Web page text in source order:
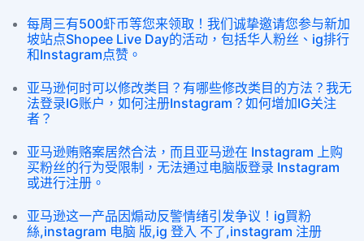
每周三有500虾币等您来领取！我们诚挚邀请您参与新加
坡站点Shopee Live Day的活动，包括华人粉丝、ig排行
和Instagram点赞。
亚马逊何时可以修改类目？有哪些修改类目的方法？我无
法登录IG账户，如何注册Instagram？如何增加IG关注
者？
亚马逊贿赂案居然合法，而且亚马逊在 Instagram 上购
买粉丝的行为受限制，无法通过电脑版登录 Instagram
或进行注册。
亚马逊这一产品因煽动反警情绪引发争议！ig買粉
絲,instagram 电脑 版,ig 登入 不了,instagram 注册